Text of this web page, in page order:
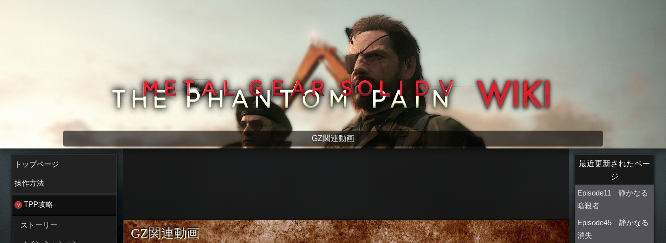
GZ関連動画
最近更新されたペー
ジ
Episode11 静かなる
暗殺者
Episode45 静かなる
消失
GZ関連動画
トップページ
操作方法
TPP攻略
ストーリー